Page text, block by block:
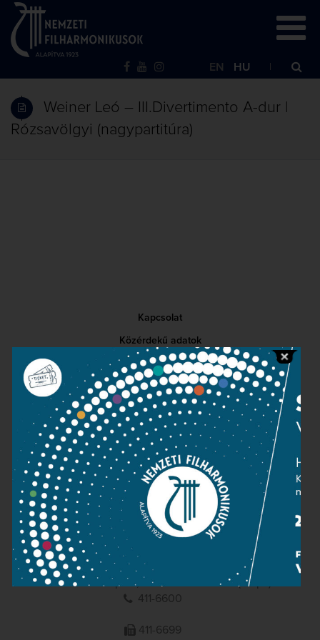
EN HU
Weiner Leó – III.Divertimento A-dur |
Rózsavölgyi (nagypartitúra)
Kapcsolat
Közérdekű adatok
Sajtószoba
Adatvédelem
Impresszum
NEMZETI
FILHARMONIKUSOK
1095 Budapest, Komor Marcell u. 1. (Müpa)
411-6600
411-6699